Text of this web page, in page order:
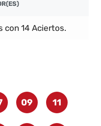
con 14 Aciertos.
09 11